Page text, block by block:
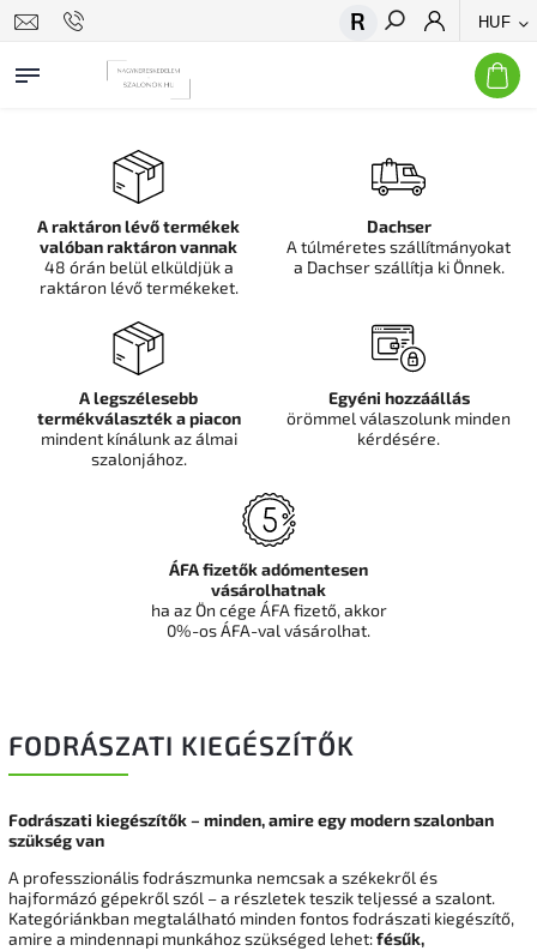
HUF
Keresés
FODRÁSZATI KIEGÉSZÍTŐK
Fodrászati kiegészítők – minden, amire egy modern szalonban
szükség van
A professzionális fodrászmunka nemcsak a székekről és
hajformázó gépekről szól – a részletek teszik teljessé a szalont.
Kategóriánkban megtalálható minden fontos fodrászati kiegészítő,
amire a mindennapi munkához szükséged lehet:fésűk,
A raktáron lévő termékek
valóban raktáron vannak
48 órán belül elküldjük a
raktáron lévő termékeket.
Dachser
A túlméretes szállítmányokat
a Dachser szállítja ki Önnek.
A legszélesebb
termékválaszték a piacon
mindent kínálunk az álmai
szalonjához.
Egyéni hozzáállás
örömmel válaszolunk minden
kérdésére.
ÁFA fizetők adómentesen
vásárolhatnak
ha az Ön cége ÁFA fizető, akkor
0%-os ÁFA-val vásárolhat.